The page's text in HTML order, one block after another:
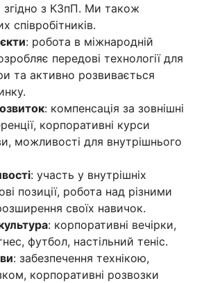
згідно з КЗпП. Ми також
: робота в міжнародній
передові технології для
та активно розвивається
: компенсація за зовнішні
корпоративні курси
можливості для внутрішнього
: участь у внутрішніх
позиції, робота над різними
своїх навичок.
: корпоративні вечірки,
футбол, настільний теніс.
: забезпечення технікою,
корпоративні розвозки